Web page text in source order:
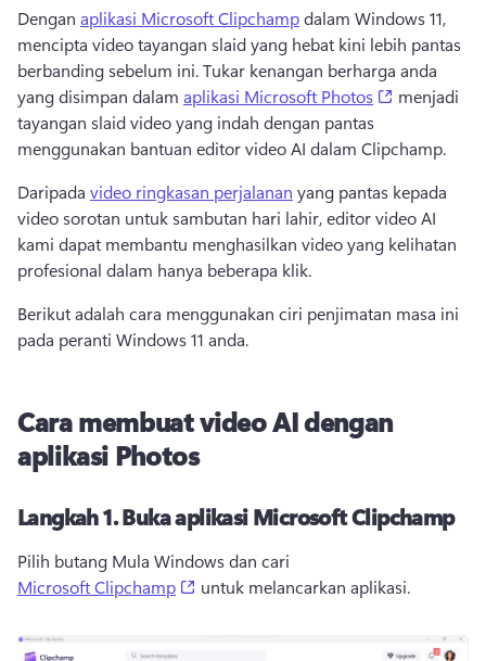
Dengan aplikasi Microsoft Clipchamp dalam Windows 11,
mencipta video tayangan slaid yang hebat kini lebih pantas
berbanding sebelum ini. Tukar kenangan berharga anda
yang disimpan dalam aplikasi Microsoft Photos (opens in a
menjadi
tayangan slaid video yang indah dengan pantas
menggunakan bantuan editor video AI dalam Clipchamp.
Daripada video ringkasan perjalanan yang pantas kepada
video sorotan untuk sambutan hari lahir, editor video AI
kami dapat membantu menghasilkan video yang kelihatan
profesional dalam hanya beberapa klik.
Berikut adalah cara menggunakan ciri penjimatan masa ini
pada peranti Windows 11 anda.
Cara membuat video AI dengan
aplikasi Photos
Langkah 1.Buka aplikasi Microsoft Clipchamp
Pilih butang Mula Windows dan cari
Microsoft Clipchamp
(opens in a new tab)
untuk melancarkan aplikasi.